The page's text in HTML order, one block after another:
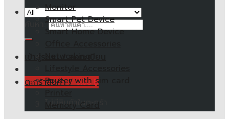
ตะกร้าสินค้า /0.00฿
ไม่มีสินค้าในตะกร้า
Monitor
Smart Pet Device
Smart Home Device
Router with sim card
Memory Card